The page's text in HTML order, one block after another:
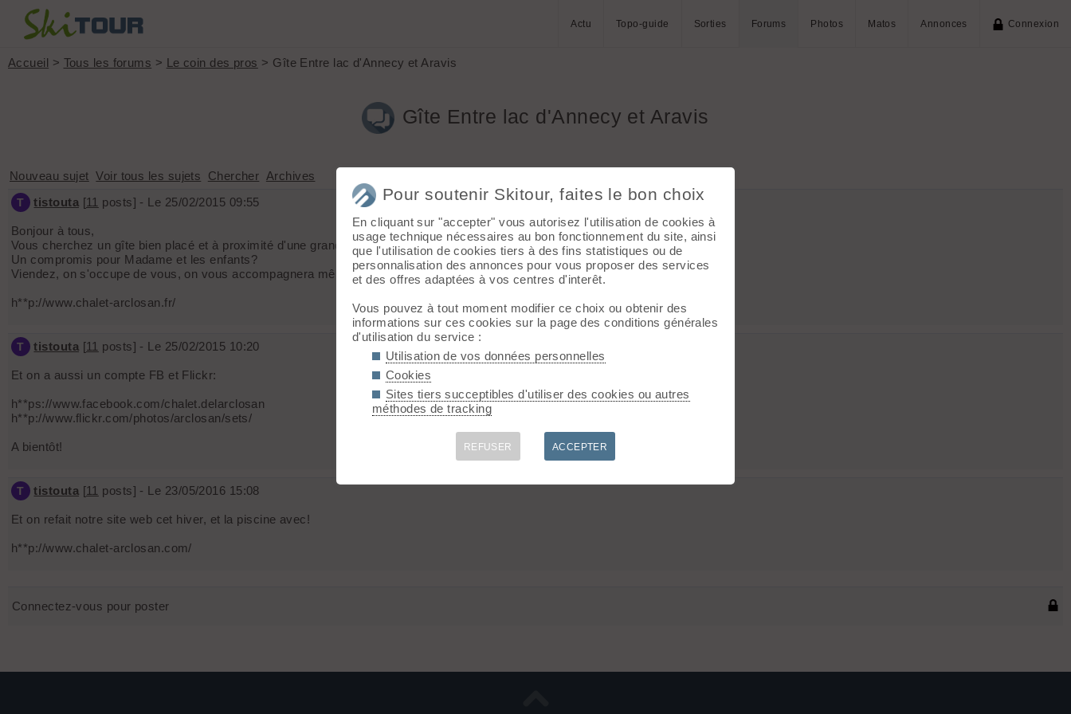
Actu Topo-guide Sorties Forums Photos Matos Annonces Connexion
Accueil > Tous les forums > Le coin des pros > Gîte Entre lac d'Annecy et Aravis
Gîte Entre lac d'Annecy et Aravis
Nouveau sujet Voir tous les sujets Chercher Archives
T tistouta [11 posts] - Le 25/02/2015 09:55
Bonjour à tous,
Vous cherchez un gîte bien placé et à proximité d'une grande variété de courses de ski de rando?
Un compromis pour Madame et les enfants?
Viendez, on s'occupe de vous, on vous accompagnera même en sortie si vous le voulez!
h**p://www.chalet-arclosan.fr/
T tistouta [11 posts] - Le 25/02/2015 10:20
Et on a aussi un compte FB et Flickr:
h**ps://www.facebook.com/chalet.delarclosan
h**p://www.flickr.com/photos/arclosan/sets/
A bientôt!
T tistouta [11 posts] - Le 23/05/2016 15:08
Et on refait notre site web cet hiver, et la piscine avec!
h**p://www.chalet-arclosan.com/
Connectez-vous pour poster
Pour soutenir Skitour, faites le bon choix
En cliquant sur "accepter" vous autorisez l'utilisation de cookies à
usage technique nécessaires au bon fonctionnement du site, ainsi
que l'utilisation de cookies tiers à des fins statistiques ou de
personnalisation des annonces pour vous proposer des services
et des offres adaptées à vos centres d'interêt.
Vous pouvez à tout moment modifier ce choix ou obtenir des
informations sur ces cookies sur la page des conditions générales
d'utilisation du service :
Utilisation de vos données personnelles
Cookies
Sites tiers succeptibles d'utiliser des cookies ou autres
méthodes de tracking
REFUSER ACCEPTER